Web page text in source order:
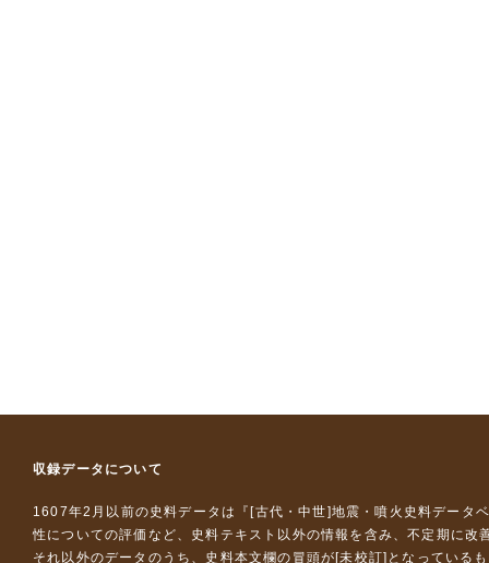
収録データについて
1607年2月以前の史料データは『 [古代・中世]地震・噴火史料データ
性についての評価など、史料テキスト以外の情報を含み、不定期に改
それ以外のデータのうち、史料本文欄の冒頭が[未校訂]となっている